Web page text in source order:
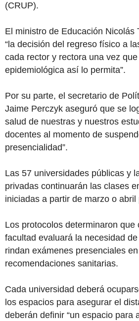
(CRUP).
El ministro de Educación Nicolás
“la decisión del regreso físico a
cada rector y rectora una vez
epidemiológica así lo permita”.
Por su parte, el secretario de
Jaime Perczyk aseguró que se
salud de nuestras y nuestros
docentes al momento de
presencialidad”.
Las 57 universidades públicas y
privadas continuarán las clases
iniciadas a partir de marzo o abril
Los protocolos determinaron que
facultad evaluará la necesidad
rindan exámenes presenciales
recomendaciones sanitarias.
Cada universidad deberá
los espacios para asegurar el
deberán definir “un espacio para